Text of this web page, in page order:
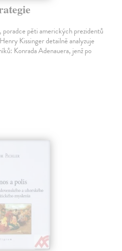
pěti amerických prezidentů
Kissinger detailně analyzuje
Konrada Adenauera, jenž po